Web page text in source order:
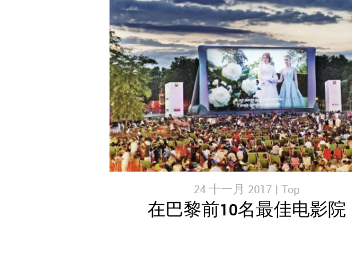
24 十一月 2017 | Top
在巴黎前10名最佳电影院